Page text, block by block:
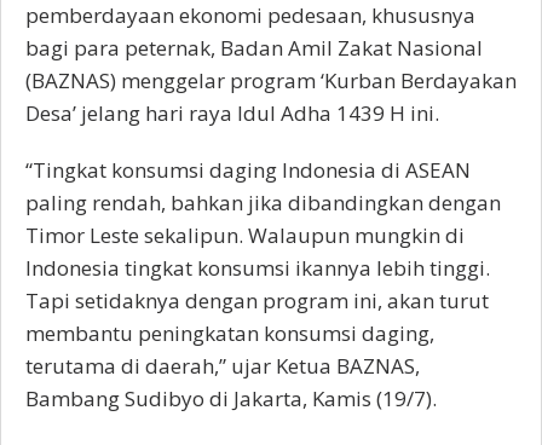
pemberdayaan ekonomi pedesaan, khususnya
bagi para peternak, Badan Amil Zakat Nasional
(BAZNAS) menggelar program ‘Kurban Berdayakan
Desa’ jelang hari raya Idul Adha 1439 H ini.
“Tingkat konsumsi daging Indonesia di ASEAN
paling rendah, bahkan jika dibandingkan dengan
Timor Leste sekalipun. Walaupun mungkin di
Indonesia tingkat konsumsi ikannya lebih tinggi.
Tapi setidaknya dengan program ini, akan turut
membantu peningkatan konsumsi daging,
terutama di daerah,” ujar Ketua BAZNAS,
Bambang Sudibyo di Jakarta, Kamis (19/7).